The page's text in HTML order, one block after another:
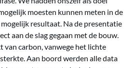
moesten kunnen meten in de
resultaat. Na de presentatie
aan de slag gegaan met de bouw.
van carbon, vanwege het lichte
Aan boord werden alle data